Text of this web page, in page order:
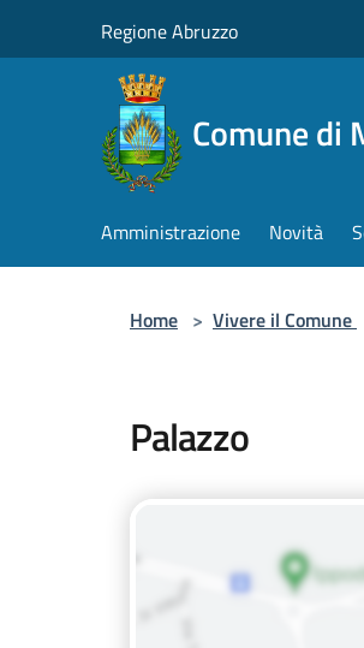
Regione Abruzzo
Comune di
Amministrazione Novità
Home > Vivere il Comune
Palazzo